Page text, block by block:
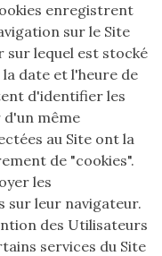
enregistrent
sur le Site
lequel est stocké
la date et l'heure de
d'identifier les
d'un même
au Site ont la
de "cookies".
les
leur navigateur.
des Utilisateurs
services du Site